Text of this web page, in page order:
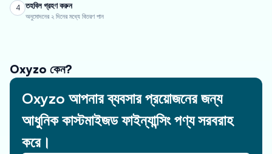
4 তহবিল গ্রহণ করুন
অনুমোদনের ২ দিনের মধ্যে বিতরণ পান
Oxyzo কেন?
Oxyzo আপনার ব্যবসার প্রয়োজনের জন্য
আধুনিক কাস্টমাইজড ফাইন্যান্সিং পণ্য সরবরাহ
করে।